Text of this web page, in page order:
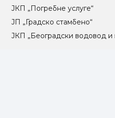
ЈКП „Погребне услуге“
ЈП „Градско стамбено“
ЈКП „Београдски водовод и